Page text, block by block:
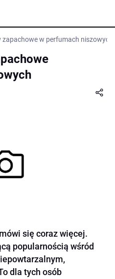
w perfumach niszowych
się coraz więcej.
popularnością wśród
dla tych osób